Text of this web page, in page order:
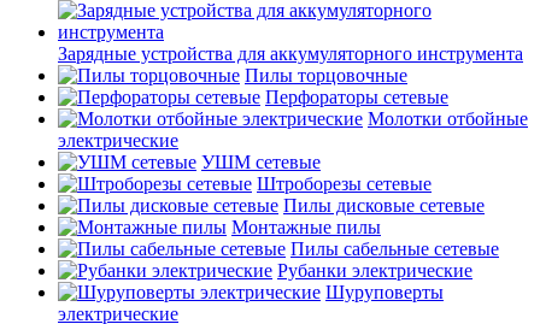
Зарядные устройства для аккумуляторного инструмента
Пилы торцовочные
Перфораторы сетевые
Молотки отбойные
электрические
УШМ сетевые
Штроборезы сетевые
Пилы дисковые сетевые
Монтажные пилы
Пилы сабельные сетевые
Рубанки электрические
Шуруповерты
электрические